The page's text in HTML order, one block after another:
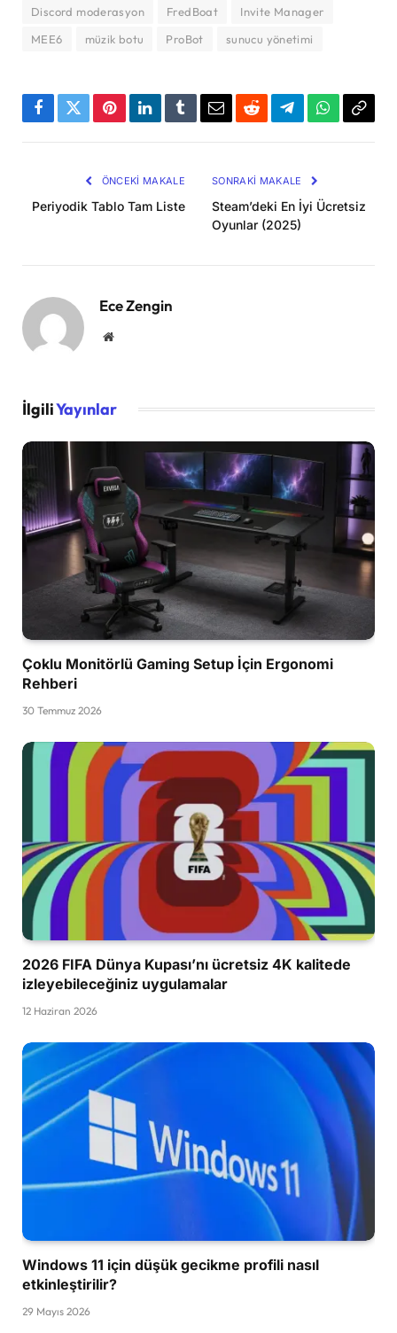
Discord moderasyon FredBoat
Invite Manager
MEE6
müzik botu ProBot sunucu yönetimi
Facebook
TwitterPinterestLinkedInTumblrEmailRedditTelegramWhatsApp
ÖNCEKI MAKALE
Periyodik Tablo Tam Liste
SONRAKI MAKALE
Steam’deki En İyi Ücretsiz
Oyunlar (2025)
Ece Zengin
Website
İlgiliYayınlar
Çoklu Monitörlü Gaming Setup İçin Ergonomi
Rehberi
30 Temmuz 2026
2026 FIFA Dünya Kupası’nı ücretsiz 4K kalitede
izleyebileceğiniz uygulamalar
12 Haziran 2026
Windows 11 için düşük gecikme profili nasıl
etkinleştirilir?
29 Mayıs 2026